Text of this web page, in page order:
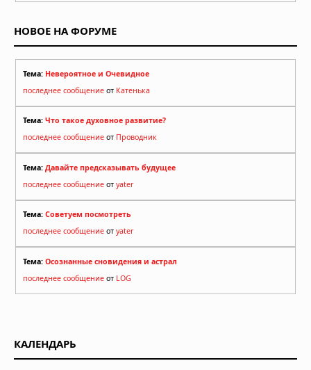
НОВОЕ НА ФОРУМЕ
Тема: Невероятное и Очевидное
последнее сообщение от Катенька
Тема: Что такое духовное развитие?
последнее сообщение от Проводник
Тема: Давайте предсказывать будущее
последнее сообщение от yater
Тема: Советуем посмотреть
последнее сообщение от yater
Тема: Осознанные сновидения и астрал
последнее сообщение от LOG
КАЛЕНДАРЬ